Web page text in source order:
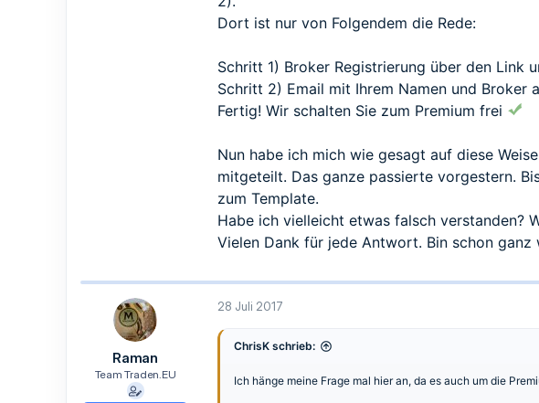
Dort ist nur von Folgendem die Rede:
Schritt 1) Broker Registrierung über den Link
Schritt 2) Email mit Ihrem Namen und Broker
Fertig! Wir schalten Sie zum Premium frei
Nun habe ich mich wie gesagt auf diese
mitgeteilt. Das ganze passierte vorgestern.
zum Template.
Habe ich vielleicht etwas falsch verstanden?
Vielen Dank für jede Antwort. Bin schon
Raman
Team Traden.EU
28 Juli 2017
ChrisK schrieb:
Ich hänge meine Frage mal hier an, da es auch um die